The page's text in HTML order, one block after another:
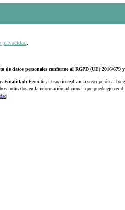
privacidad.
de datos personales conforme al RGPD (UE) 2016/679
Finalidad:Permitir al usuario realizar la suscripción al
indicados en la información adicional, que puede